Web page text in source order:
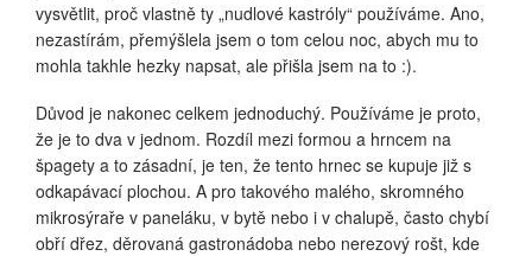
vysvětlit, proč vlastně ty „nudlové kastróly“ používáme. Ano,
nezastírám, přemýšlela jsem o tom celou noc, abych mu to
mohla takhle hezky napsat, ale přišla jsem na to :).
Důvod je nakonec celkem jednoduchý. Používáme je proto,
že je to dva v jednom. Rozdíl mezi formou a hrncem na
špagety a to zásadní, je ten, že tento hrnec se kupuje již s
odkapávací plochou. A pro takového malého, skromného
mikrosýraře v paneláku, v bytě nebo i v chalupě, často chybí
obří dřez, děrovaná gastronádoba nebo nerezový rošt, kde